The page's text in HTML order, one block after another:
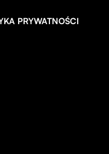
PRYWATNOŚCI